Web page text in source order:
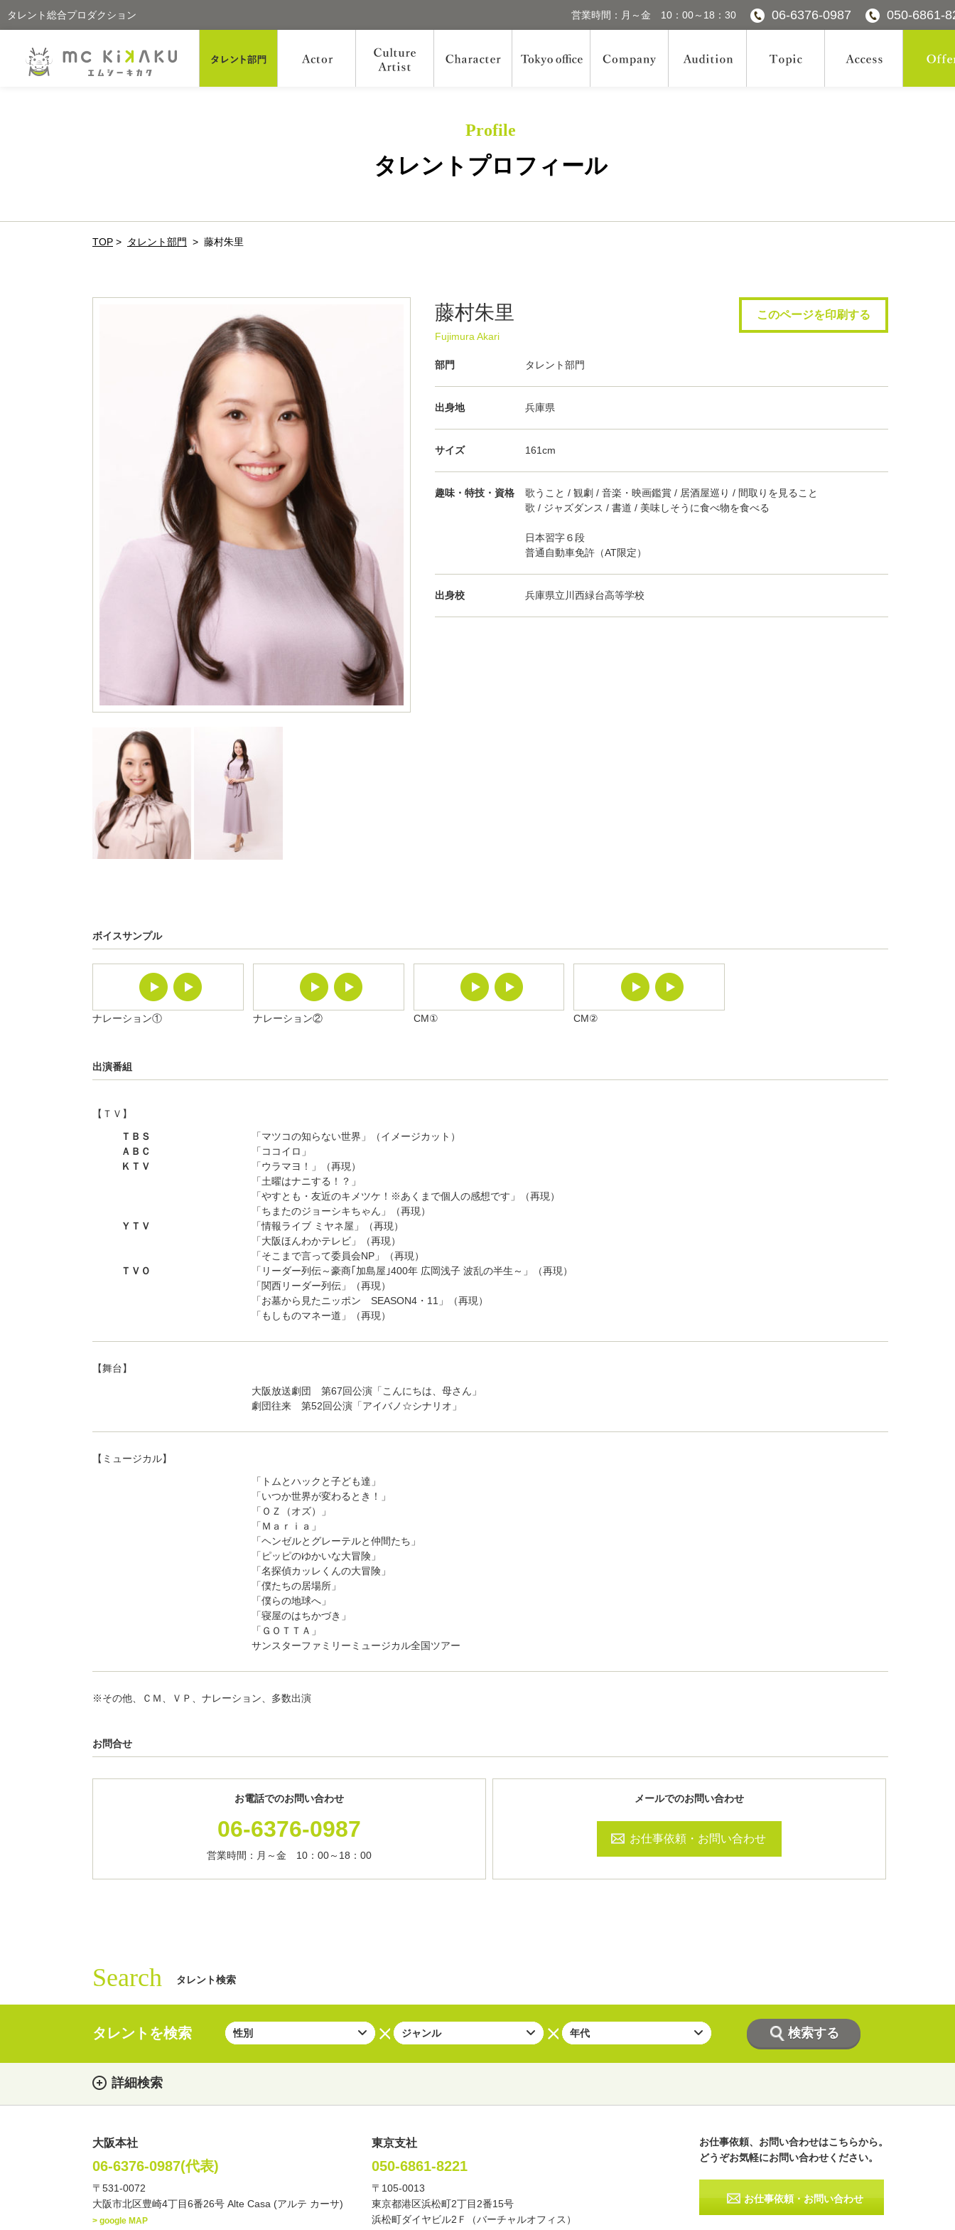
タレント総合プロダクション 営業時間：月～金 10：00～18：30 06-6376-0987 050-6861-
Profile
タレントプロフィール
TOP > タレント部門 > 藤村朱里
このページを印刷する
藤村朱里
Fujimura Akari
部門 タレント部門
出身地 兵庫県
サイズ 161cm
趣味・特技・資格
歌うこと / 観劇 / 音楽・映画鑑賞 / 居酒屋巡り / 間取りを見ること
歌 / ジャズダンス / 書道 / 美味しそうに食べ物を食べる
日本習字６段
普通自動車免許（AT限定）
出身校 兵庫県立川西緑台高等学校
ボイスサンプル
ナレーション① ナレーション② CM① CM②
出演番組
【ＴＶ】
ＴＢＳ
「マツコの知らない世界」（イメージカット）
ＡＢＣ
「ココイロ」
ＫＴＶ
「ウラマヨ！」（再現）
「土曜はナニする！？」
「やすとも・友近のキメツケ！※あくまで個人の感想です」（再現）
「ちまたのジョーシキちゃん」（再現）
ＹＴＶ
「情報ライブ ミヤネ屋」（再現）
「大阪ほんわかテレビ」（再現）
「そこまで言って委員会NP」（再現）
ＴＶＯ
「リーダー列伝～豪商｢加島屋｣400年 広岡浅子 波乱の半生～」（再現）
「関西リーダー列伝」（再現）
「お墓から見たニッポン SEASON4・11」（再現）
「もしものマネー道」（再現）
【舞台】
大阪放送劇団 第67回公演「こんにちは、母さん」
劇団往来 第52回公演「アイバノ☆シナリオ」
【ミュージカル】
「トムとハックと子ども達」
「いつか世界が変わるとき！」
「ＯＺ（オズ）」
「Ｍａｒｉａ」
「ヘンゼルとグレーテルと仲間たち」
「ピッピのゆかいな大冒険」
「名探偵カッレくんの大冒険」
「僕たちの居場所」
「僕らの地球へ」
「寝屋のはちかづき」
「ＧＯＴＴＡ」
サンスターファミリーミュージカル全国ツアー
※その他、ＣＭ、ＶＰ、ナレーション、多数出演
お問合せ
お電話でのお問い合わせ
06-6376-0987
営業時間：月～金 10：00～18：00
メールでのお問い合わせ
お仕事依頼・お問い合わせ
Search タレント検索
タレントを検索
詳細検索
・性別
・ジャンル お笑い・バラエティー
講談 モーションアクター
大阪本社
06-6376-0987(代表)
〒531-0072
大阪市北区豊崎4丁目6番26号 Alte Casa (アルテ カーサ)
> google MAP
東京支社
050-6861-8221
〒105-0013
東京都港区浜松町2丁目2番15号
浜松町ダイヤビル2Ｆ（バーチャルオフィス）
お仕事依頼、お問い合わせはこちらから。
どうぞお気軽にお問い合わせください。
お仕事依頼・お問い合わせ